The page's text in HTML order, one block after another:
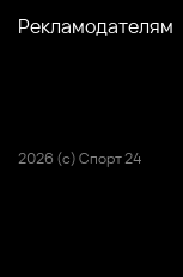
Рекламодателям
2026 (с) Спорт 24